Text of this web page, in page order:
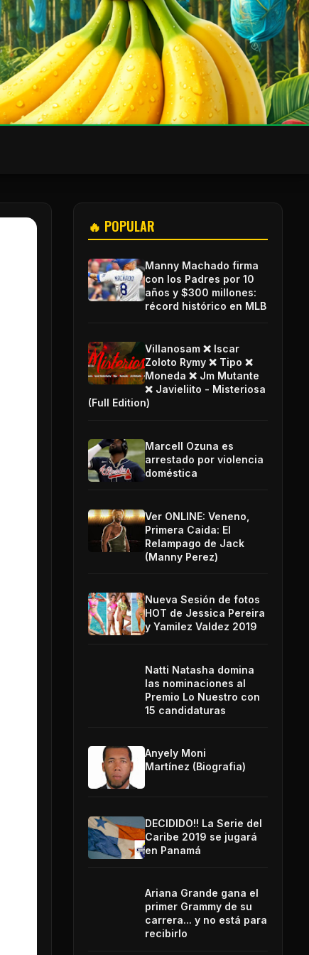
🔥 POPULAR
Manny Machado firma
con los Padres por 10
años y $300 millones:
récord histórico en MLB
Villanosam ❌ Iscar
Zoloto Rymy ❌ Tipo ❌
Moneda ❌ Jm Mutante
❌ Javieliito - Misteriosa
(Full Edition)
Marcell Ozuna es
arrestado por violencia
doméstica
Ver ONLINE: Veneno,
Primera Caida: El
Relampago de Jack
(Manny Perez)
Nueva Sesión de fotos
HOT de Jessica Pereira
y Yamilez Valdez 2019
Natti Natasha domina
las nominaciones al
Premio Lo Nuestro con
15 candidaturas
Anyely Moni
Martínez (Biografia)
DECIDIDO!! La Serie del
Caribe 2019 se jugará
en Panamá
Ariana Grande gana el
primer Grammy de su
carrera... y no está para
recibirlo